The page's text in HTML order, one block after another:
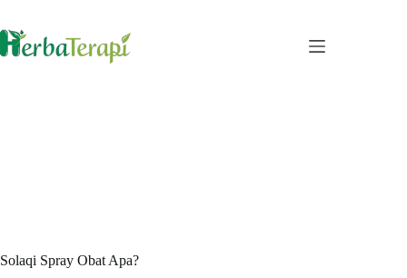
content
Solaqi Spray Obat Apa?